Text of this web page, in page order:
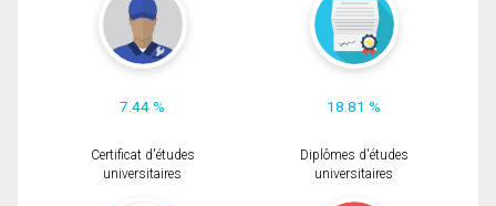
7.44 % 18.81 %
Certificat d'études
universitaires
Diplômes d'études
universitaires